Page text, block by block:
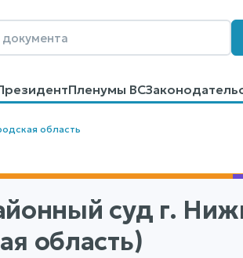
Пленумы ВС
ПомощьПоиск
область
суд г.
область)